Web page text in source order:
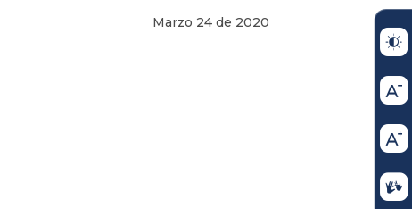
Marzo 24 de 2020